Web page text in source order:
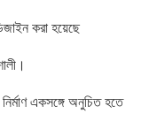
করা হয়েছে
একসঙ্গে অনুচিত হতে